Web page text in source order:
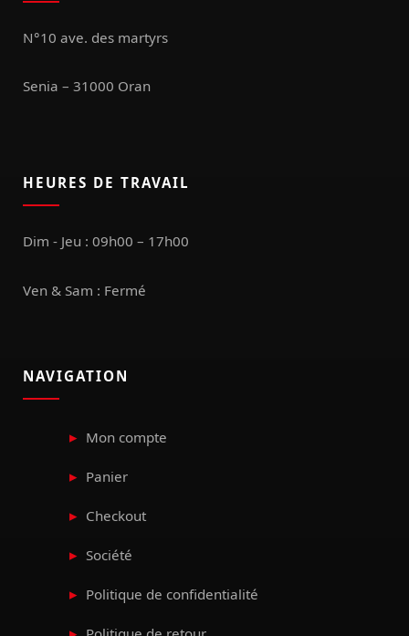
N°10 ave. des martyrs
Senia – 31000 Oran
HEURES DE TRAVAIL
Dim - Jeu : 09h00 – 17h00
Ven & Sam : Fermé
NAVIGATION
Mon compte
Panier
Checkout
Société
Politique de confidentialité